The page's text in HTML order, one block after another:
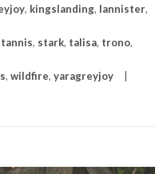
, kingslanding, lannister,
, stark, talisa, trono,
, wildfire, yaragreyjoy